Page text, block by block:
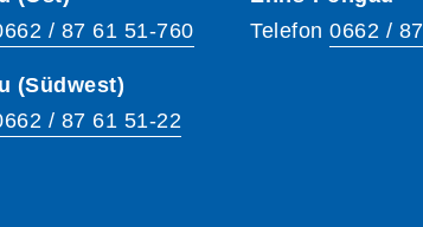
/ 87 61 51-760
(Südwest)
/ 87 61 51-22
Telefon 0662 /